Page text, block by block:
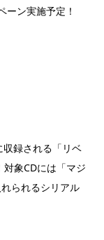
ン実施予定！
収録される「リベ
象CDには「マジ
られるシリアル